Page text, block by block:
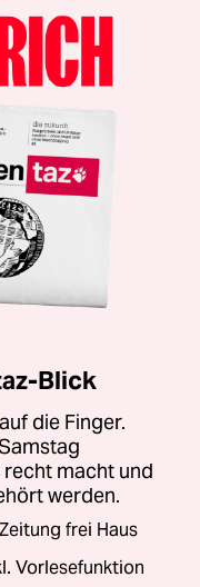
Blick
die Finger.
macht und
werden.
frei Haus
Vorlesefunktion